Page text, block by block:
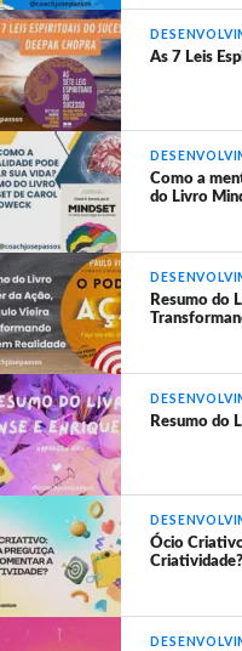
As 7 Leis
Como a
do Livro
Resumo do
Resumo do
Ócio
Criatividade?